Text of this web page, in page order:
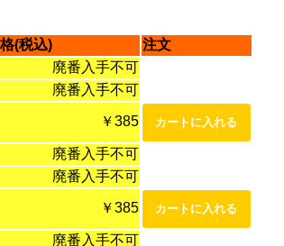
(税込)
注文
廃番入手不可
廃番入手不可
￥385
廃番入手不可
廃番入手不可
￥385
廃番入手不可